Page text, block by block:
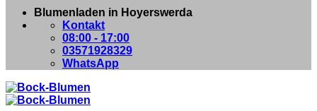
Blumenladen in Hoyerswerda
Kontakt
08:00 - 17:00
03571928329
WhatsApp